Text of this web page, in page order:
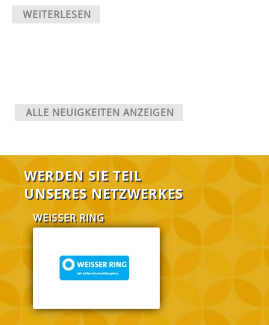
WEITERLESEN
ALLE NEUIGKEITEN ANZEIGEN
WERDEN SIE TEIL
UNSERES NETZWERKES
WEISSER RING FABI